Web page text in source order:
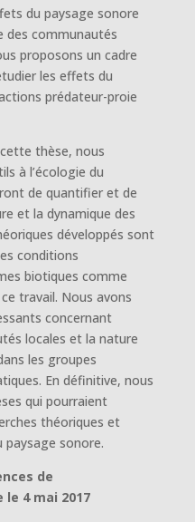
du paysage sonore
des communautés
proposons un cadre
les effets du
prédateur-proie
thèse, nous
à l’écologie du
de quantifier et de
et la dynamique des
développés sont
conditions
biotiques comme
travail. Nous avons
concernant
locales et la nature
les groupes
En définitive, nous
qui pourraient
théoriques et
paysage sonore.
de
4 mai 2017